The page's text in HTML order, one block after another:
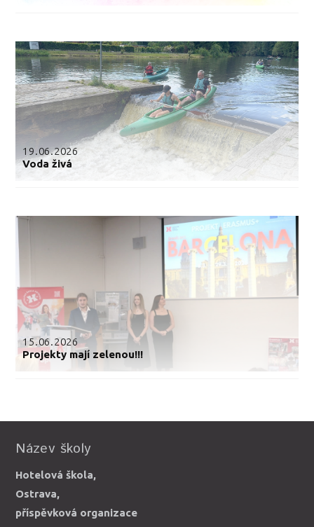
19.06.2026
Voda živá
15.06.2026
Projekty mají zelenou!!!
Název školy
Hotelová škola,
Ostrava,
příspěvková organizace